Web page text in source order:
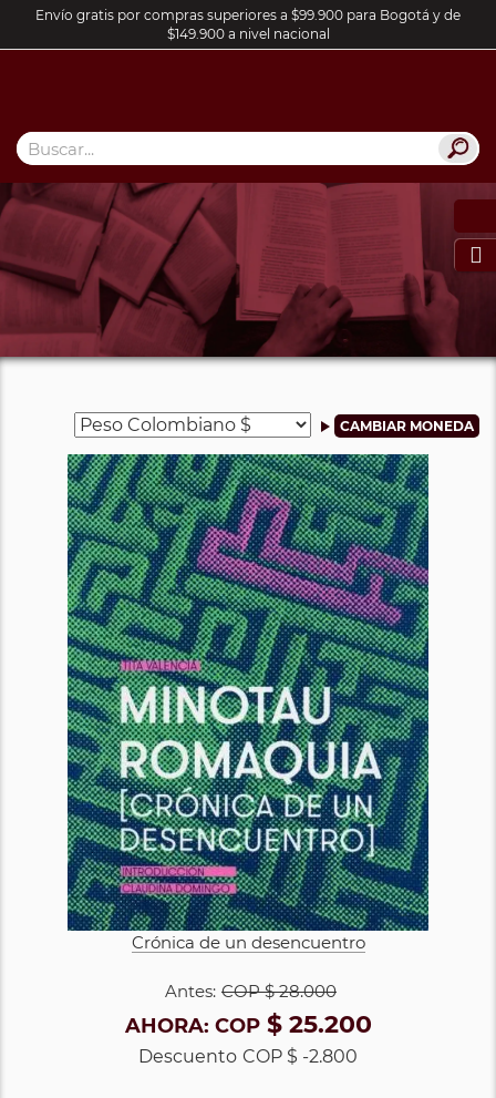
Envío gratis por compras superiores a $99.900 para Bogotá y de
$149.900 a nivel nacional

Crónica de un desencuentro
Antes: COP$ 28.000
AHORA: COP$ 25.200
Descuento COP $ -2.800